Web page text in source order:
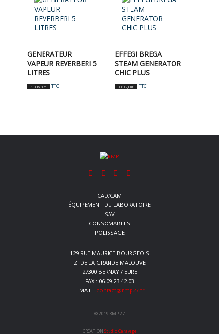
GENERATEUR
VAPEUR REVERBERI 5
LITRES
1 036,80€ TTC
EFFEGI BREGA
STEAM GENERATOR
CHIC PLUS
1 812,00€ TTC
CAD/CAM
ÉQUIPEMENT DU LABORATOIRE
SAV
CONSOMABLES
POLISSAGE
129 RUE MAURICE BOURGEOIS
ZI DE LA GRANDE MALOUVE
27300 BERNAY / EURE
FAX : 06.09.23.42.03
E-MAIL : contact@rmp27.fr
© 2019 RMP 27
CRÉATION Studio Caravage